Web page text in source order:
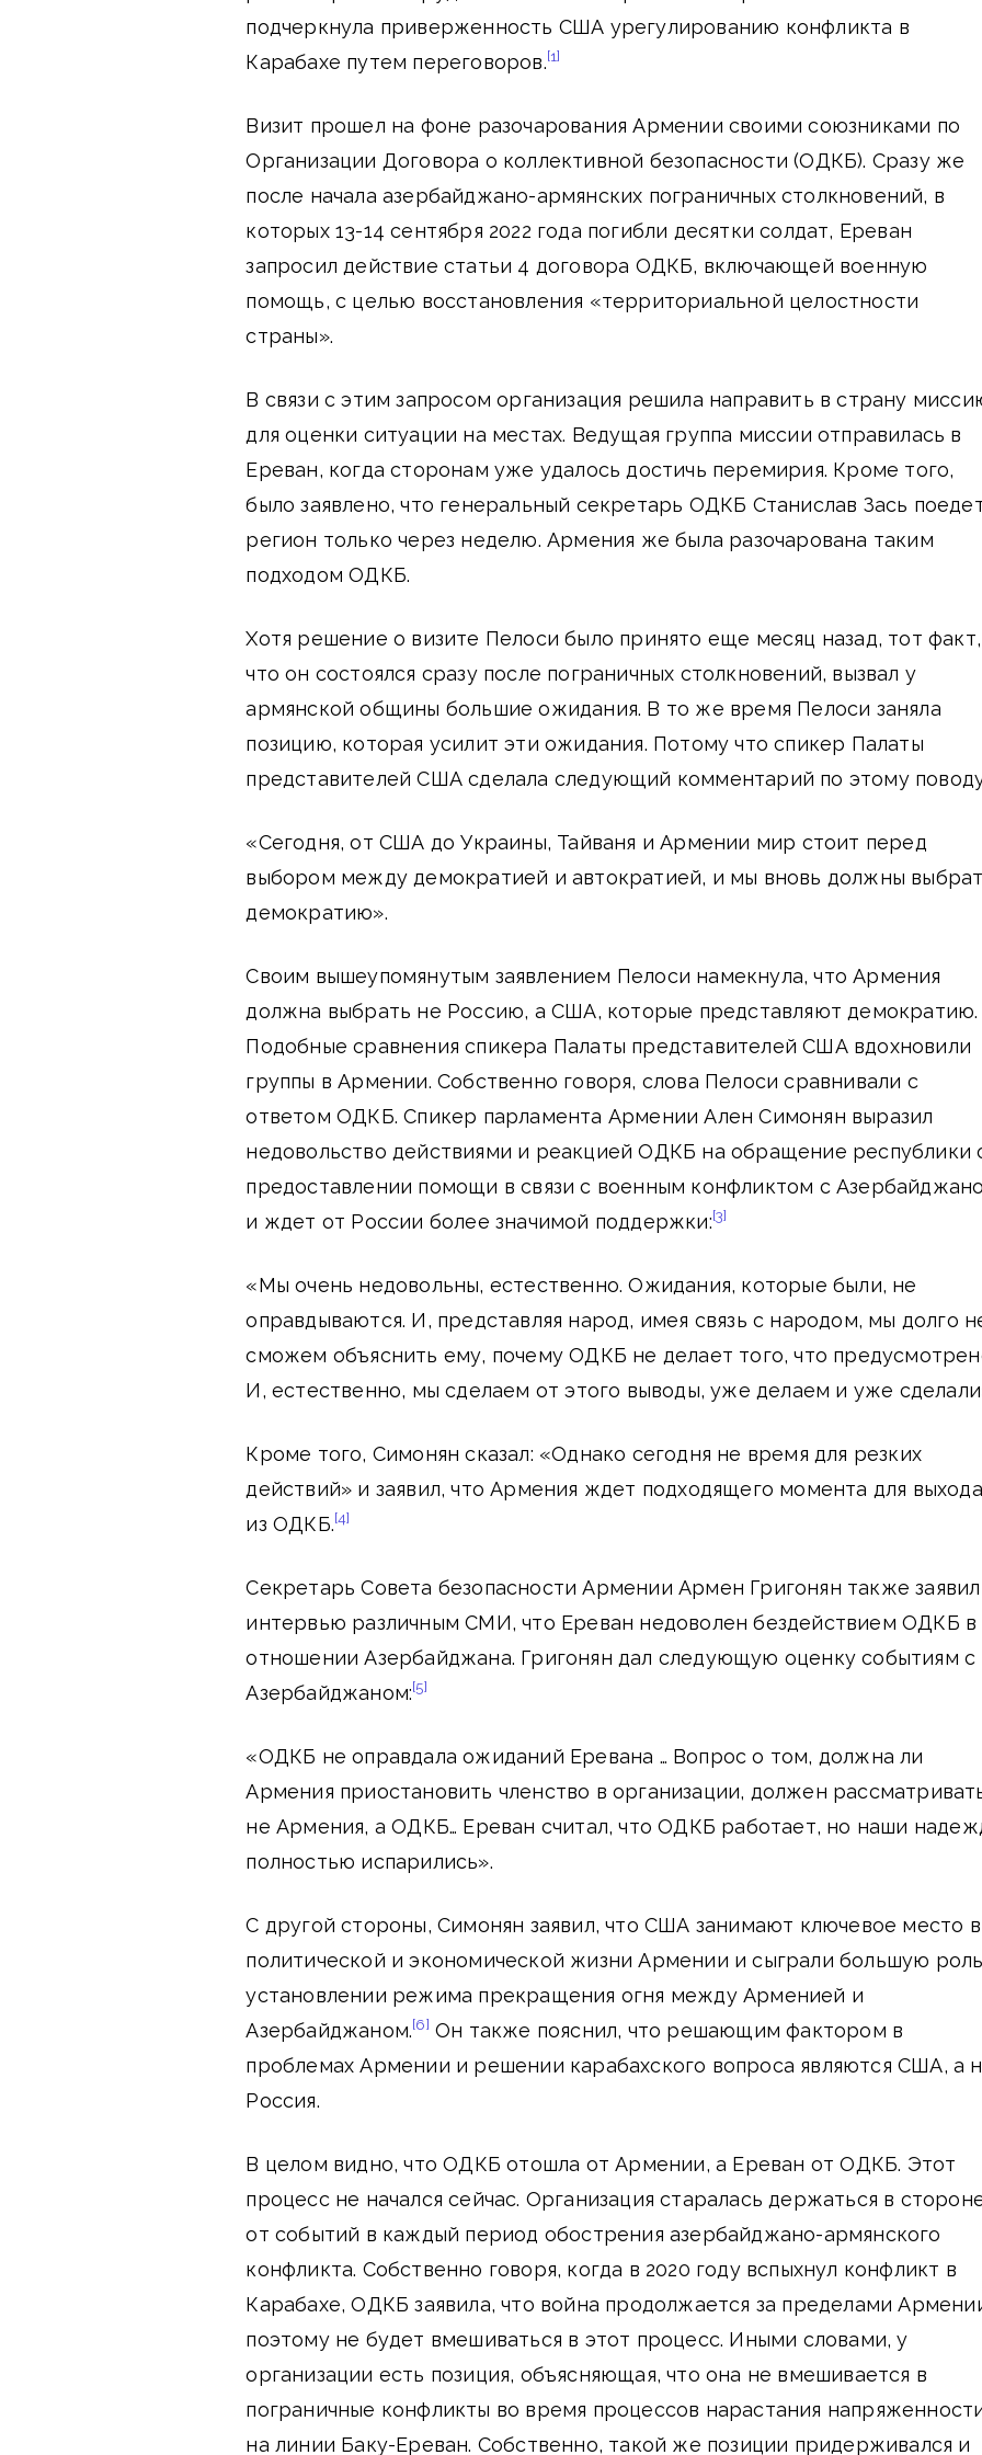
подчеркнула приверженность США урегулированию конфликта в
Карабахе путем переговоров.[1]
Визит прошел на фоне разочарования Армении своими союзниками по
Организации Договора о коллективной безопасности (ОДКБ). Сразу же
после начала азербайджано-армянских пограничных столкновений, в
которых 13-14 сентября 2022 года погибли десятки солдат, Ереван
запросил действие статьи 4 договора ОДКБ, включающей военную
помощь, с целью восстановления «территориальной целостности
страны».
В связи с этим запросом организация решила направить в страну
для оценки ситуации на местах. Ведущая группа миссии отправилась в
Ереван, когда сторонам уже удалось достичь перемирия. Кроме того,
было заявлено, что генеральный секретарь ОДКБ Станислав Зась
регион только через неделю. Армения же была разочарована таким
подходом ОДКБ.
Хотя решение о визите Пелоси было принято еще месяц назад, тот факт,
что он состоялся сразу после пограничных столкновений, вызвал у
армянской общины большие ожидания. В то же время Пелоси заняла
позицию, которая усилит эти ожидания. Потому что спикер Палаты
представителей США сделала следующий комментарий по этому
«Сегодня, от США до Украины, Тайваня и Армении мир стоит перед
выбором между демократией и автократией, и мы вновь должны
демократию».
Своим вышеупомянутым заявлением Пелоси намекнула, что Армения
должна выбрать не Россию, а США, которые представляют демократию.
Подобные сравнения спикера Палаты представителей США вдохновили
группы в Армении. Собственно говоря, слова Пелоси сравнивали с
ответом ОДКБ. Спикер парламента Армении Ален Симонян выразил
недовольство действиями и реакцией ОДКБ на обращение республики
предоставлении помощи в связи с военным конфликтом с
и ждет от России более значимой поддержки:[3]
«Мы очень недовольны, естественно. Ожидания, которые были, не
оправдываются. И, представляя народ, имея связь с народом, мы долго
сможем объяснить ему, почему ОДКБ не делает того, что
И, естественно, мы сделаем от этого выводы, уже делаем и уже
Кроме того, Симонян сказал: «Однако сегодня не время для резких
действий» и заявил, что Армения ждет подходящего момента для выхода
из ОДКБ.[4]
Секретарь Совета безопасности Армении Армен Григонян также
интервью различным СМИ, что Ереван недоволен бездействием ОДКБ в
отношении Азербайджана. Григонян дал следующую оценку событиям с
Азербайджаном:[5]
«ОДКБ не оправдала ожиданий Еревана … Вопрос о том, должна ли
Армения приостановить членство в организации, должен
не Армения, а ОДКБ… Ереван считал, что ОДКБ работает, но наши
полностью испарились».
С другой стороны, Симонян заявил, что США занимают ключевое место в
политической и экономической жизни Армении и сыграли большую
установлении режима прекращения огня между Арменией и
Азербайджаном.[6] Он также пояснил, что решающим фактором в
проблемах Армении и решении карабахского вопроса являются США, а
Россия.
В целом видно, что ОДКБ отошла от Армении, а Ереван от ОДКБ. Этот
процесс не начался сейчас. Организация старалась держаться в
от событий в каждый период обострения азербайджано-армянского
конфликта. Собственно говоря, когда в 2020 году вспыхнул конфликт в
Карабахе, ОДКБ заявила, что война продолжается за пределами
поэтому не будет вмешиваться в этот процесс. Иными словами, у
организации есть позиция, объясняющая, что она не вмешивается в
пограничные конфликты во время процессов нарастания
на линии Баку-Ереван. Собственно, такой же позиции придерживался и